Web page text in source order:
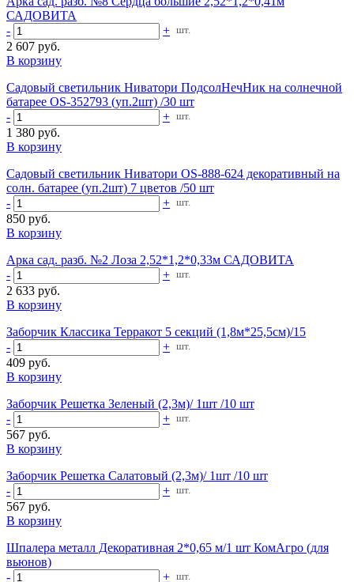
САДОВИТА
-
+ шт.
2 607 руб.
В корзину
Садовый светильник Ниватори ПодсолНечНик на солнечной
батарее OS-352793 (уп.2шт) /30 шт
-
+ шт.
1 380 руб.
В корзину
Садовый светильник Ниватори OS-888-624 декоративный на
солн. батарее (уп.2шт) 7 цветов /50 шт
-
+ шт.
850 руб.
В корзину
Арка сад. разб. №2 Лоза 2,52*1,2*0,33м САДОВИТА
-
+ шт.
2 633 руб.
В корзину
Заборчик Классика Терракот 5 секций (1,8м*25,5см)/15
-
+ шт.
409 руб.
В корзину
Заборчик Решетка Зеленый (2,3м)/ 1шт /10 шт
-
+ шт.
567 руб.
В корзину
Заборчик Решетка Салатовый (2,3м)/ 1шт /10 шт
-
+ шт.
567 руб.
В корзину
Шпалера металл Декоративная 2*0,65 м/1 шт КомАгро (для
вьюнов)
-
+ шт.